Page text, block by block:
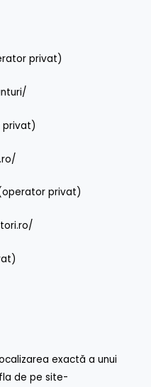
privat)
privat)
privat)
exactă a unui
de pe site-